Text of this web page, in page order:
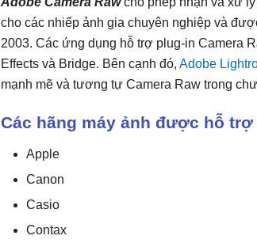
cho các nhiếp ảnh gia chuyên nghiệp và
2003. Các ứng dụng hỗ trợ plug-in Camera
Effects và Bridge. Bên cạnh đó, Adobe
mạnh mẽ và tương tự Camera Raw trong
Các hãng máy ảnh được hỗ trợ
Apple
Canon
Casio
Contax